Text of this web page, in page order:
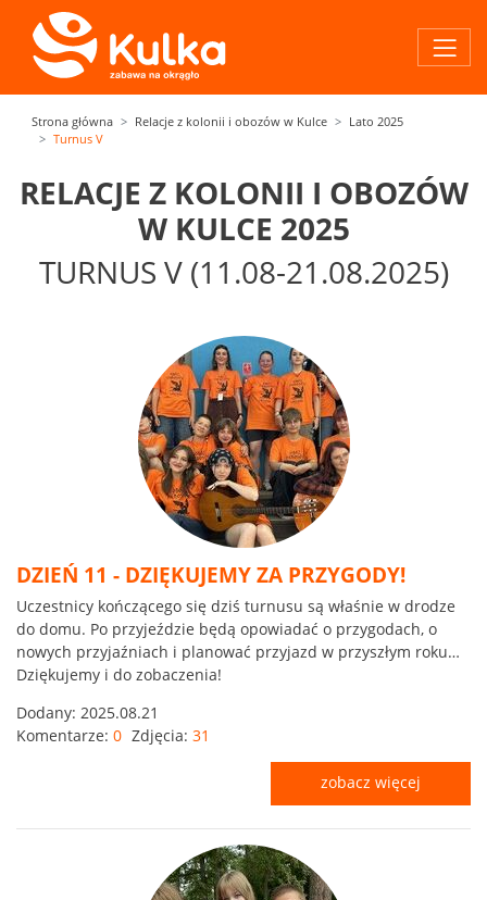
Strona główna Relacje z kolonii i obozów w Kulce
Lato 2025
Turnus V
RELACJE Z KOLONII I OBOZÓW
W KULCE 2025
TURNUS V (11.08-21.08.2025)
DZIEŃ 11 - DZIĘKUJEMY ZA PRZYGODY!
Uczestnicy kończącego się dziś turnusu są właśnie w drodze
do domu. Po przyjeździe będą opowiadać o przygodach, o
nowych przyjaźniach i planować przyjazd w przyszłym roku…
Dziękujemy i do zobaczenia!
Dodany: 2025.08.21
Komentarze: 0 Zdjęcia: 31
zobacz więcej